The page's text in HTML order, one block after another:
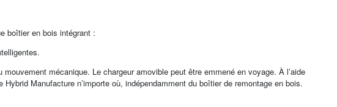
boîtier en bois intégrant :
mécanique. Le chargeur amovible peut être emmené en voyage. À l’aide
Manufacture n’importe où, indépendamment du boîtier de remontage en bois.